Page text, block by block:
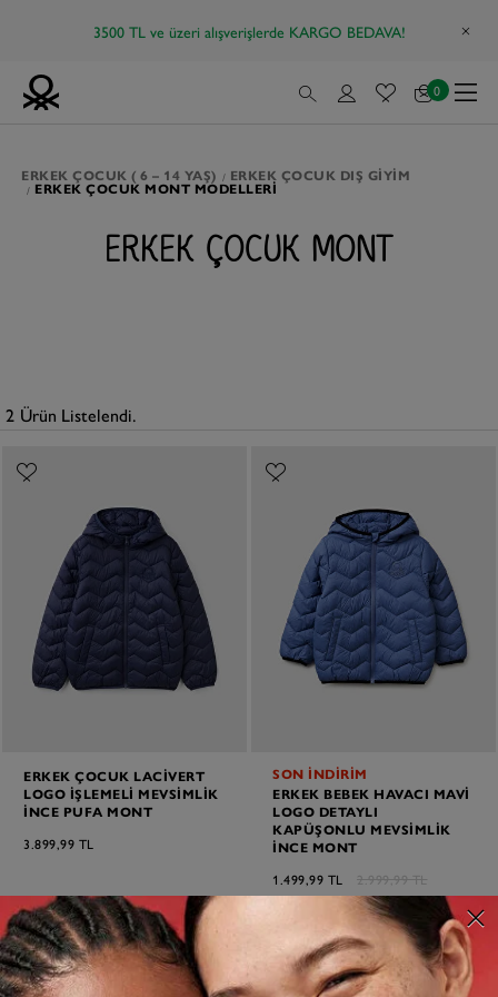
3500 TL ve üzeri alışverişlerde KARGO BEDAVA!
0
ERKEK ÇOCUK ( 6 – 14 YAŞ) ERKEK ÇOCUK DIŞ GIYIM
ERKEK ÇOCUK MONT MODELLERI
ERKEK ÇOCUK MONT
2 Ürün Listelendi.
ERKEK ÇOCUK LACIVERT
LOGO İŞLEMELI MEVSIMLIK
İNCE PUFA MONT
3.899,99 TL
SON İNDİRİM
ERKEK BEBEK HAVACI MAVI
LOGO DETAYLI
KAPÜŞONLU MEVSIMLIK
İNCE MONT
1.499,99 TL
2.999,99 TL